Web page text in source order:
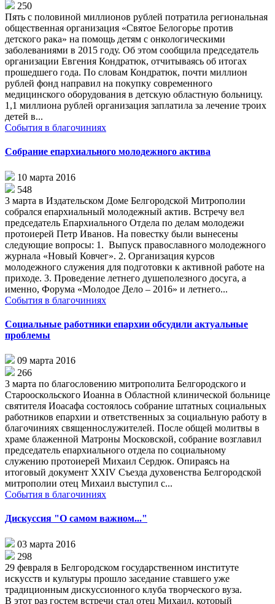
250
Пять с половиной миллионов рублей потратила региональная
общественная организация «Святое Белогорье против
детского рака» на помощь детям с онкологическими
заболеваниями в 2015 году. Об этом сообщила председатель
организации Евгения Кондратюк, отчитываясь об итогах
прошедшего года. По словам Кондратюк, почти миллион
рублей фонд направил на покупку современного
медицинского оборудования в детскую областную больницу.
1,1 миллиона рублей организация заплатила за лечение троих
детей в...
События в благочиниях
Собрание епархиального молодежного актива
10 марта 2016
548
3 марта в Издательском Доме Белгородской Митрополии
собрался епархиальный молодежный актив. Встречу вел
председатель Епархиального Отдела по делам молодежи
протоиерей Петр Иванов. На повестку были вынесены
следующие вопросы: 1. Выпуск православного молодежного
журнала «Новый Ковчег». 2. Организация курсов
молодежного служения для подготовки к активной работе на
приходе. 3. Проведение летнего душеполезного досуга, а
именно, Форума «Молодое Дело – 2016» и летнего...
События в благочиниях
Социальные работники епархии обсудили актуальные
проблемы
09 марта 2016
266
3 марта по благословению митрополита Белгородского и
Старооскольского Иоанна в Областной клинической больнице
святителя Иоасафа состоялось собрание штатных социальных
работников епархии и ответственных за социальную работу в
благочиниях священнослужителей. После общей молитвы в
храме блаженной Матроны Московской, собрание возглавил
председатель епархиального отдела по социальному
служению протоиерей Михаил Сердюк. Опираясь на
итоговый документ XXIV Съезда духовенства Белгородской
митрополии отец Михаил выступил с...
События в благочиниях
Дискуссия "О самом важном..."
03 марта 2016
298
29 февраля в Белгородском государственном институте
искусств и культуры прошло заседание ставшего уже
традиционным дискуссионного клуба творческого вуза.
В этот раз гостем встречи стал отец Михаил, который